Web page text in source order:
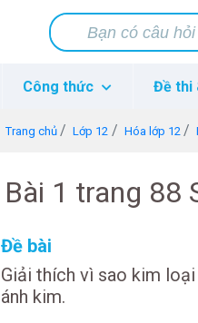
Công thức Đề thi
Trang chủ Lớp 12 Hóa lớp 12
Bài 1 trang 88
Đề bài
Giải thích vì sao kim
ánh kim.